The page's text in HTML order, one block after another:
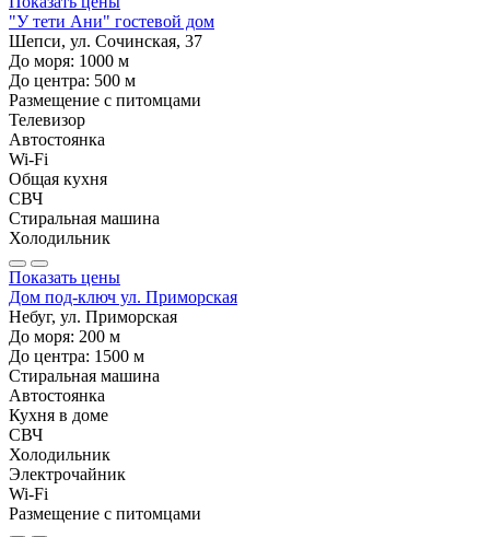
"У тети Ани" гостевой дом
Шепси, ул. Сочинская, 37
До моря: 1000 м
До центра: 500 м
Размещение с питомцами
Телевизор
Автостоянка
Wi-Fi
Общая кухня
СВЧ
Стиральная машина
Холодильник
Показать цены
Дом под-ключ ул. Приморская
Небуг, ул. Приморская
До моря: 200 м
До центра: 1500 м
Стиральная машина
Автостоянка
Кухня в доме
СВЧ
Холодильник
Электрочайник
Wi-Fi
Размещение с питомцами